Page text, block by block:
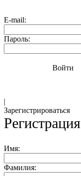
E-mail:
Пароль:
Войти
|
Зарегистрироваться
Регистрация
Имя:
Фамилия: